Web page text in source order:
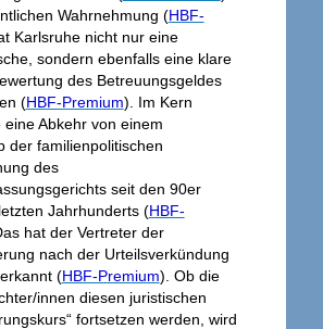
Wahrnehmung (HBF-
Karlsruhe nicht nur eine
sondern ebenfalls eine klare
des Betreuungsgeldes
(HBF-Premium). Im Kern
eine Abkehr von einem
der familienpolitischen
des
seit den 90er
Jahrhunderts (HBF-
hat der Vertreter der
nach der Urteilsverkündung
(HBF-Premium). Ob die
innen diesen juristischen
fortsetzen werden, wird